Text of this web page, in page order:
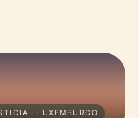
· LUXEMBURGO